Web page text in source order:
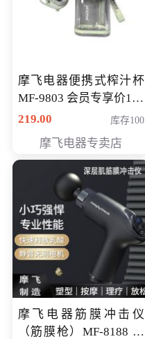
摩飞电器便携式榨汁杯
MF-9803 会员专享价138
元
219.00 库存100
摩飞电器专卖店
摩飞电器筋膜冲击仪
（筋膜枪）MF-8188 会